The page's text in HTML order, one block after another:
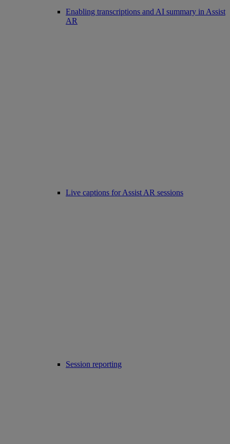
Enabling transcriptions and AI summary in Assist
AR
Live captions for Assist AR sessions
Session reporting